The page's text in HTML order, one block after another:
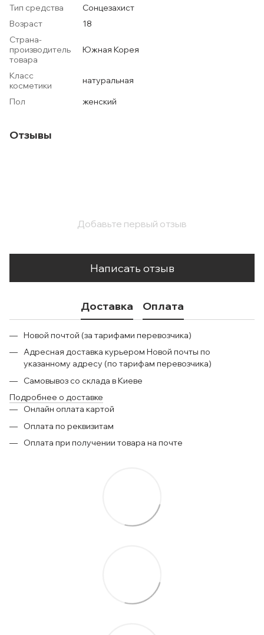
Тип средства
Сонцезахист
Возраст
18
Страна-
производитель
товара
Южная Корея
Класс
косметики
натуральная
Пол
женский
Отзывы
Добавьте первый отзыв
Написать отзыв
Доставка Оплата
Новой почтой (за тарифами перевозчика)
Адресная доставка курьером Новой почты по
указанному адресу (по тарифам перевозчика)
Самовывоз со склада в Киеве
Подробнее о доставке
Онлайн оплата картой
Оплата по реквизитам
Оплата при получении товара на почте